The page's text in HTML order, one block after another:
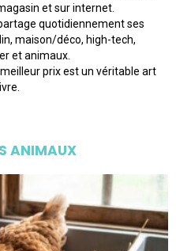
et sur internet.
quotidiennement ses
maison/déco, high-tech,
et animaux.
prix est un véritable art
ANIMAUX